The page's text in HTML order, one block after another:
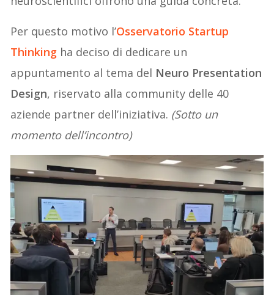
Per questo motivo l’Osservatorio Startup
Thinking ha deciso di dedicare un
appuntamento al tema del Neuro Presentation
Design, riservato alla community delle 40
aziende partner dell’iniziativa. (Sotto un
momento dell’incontro)